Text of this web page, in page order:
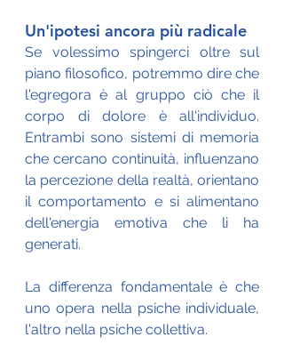
Un'ipotesi ancora più radicale
Se volessimo spingerci oltre sul
piano filosofico, potremmo dire che
l'egregora è al gruppo ciò che il
corpo di dolore è all'individuo.
Entrambi sono sistemi di memoria
che cercano continuità, influenzano
la percezione della realtà, orientano
il comportamento e si alimentano
dell'energia emotiva che li ha
generati.
La differenza fondamentale è che
uno opera nella psiche individuale,
l'altro nella psiche collettiva.